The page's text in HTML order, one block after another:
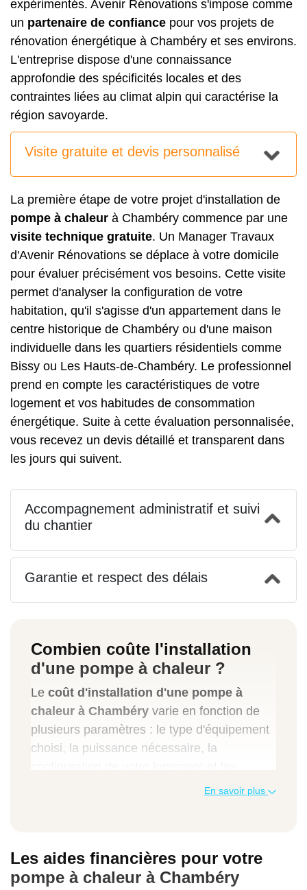
expérimentés. Avenir Rénovations s'impose comme
un partenaire de confiance pour vos projets de
rénovation énergétique à Chambéry et ses environs.
L'entreprise dispose d'une connaissance
approfondie des spécificités locales et des
contraintes liées au climat alpin qui caractérise la
région savoyarde.
Visite gratuite et devis personnalisé
La première étape de votre projet d'installation de
pompe à chaleur à Chambéry commence par une
visite technique gratuite. Un Manager Travaux
d'Avenir Rénovations se déplace à votre domicile
pour évaluer précisément vos besoins. Cette visite
permet d'analyser la configuration de votre
habitation, qu'il s'agisse d'un appartement dans le
centre historique de Chambéry ou d'une maison
individuelle dans les quartiers résidentiels comme
Bissy ou Les Hauts-de-Chambéry. Le professionnel
prend en compte les caractéristiques de votre
logement et vos habitudes de consommation
énergétique. Suite à cette évaluation personnalisée,
vous recevez un devis détaillé et transparent dans
les jours qui suivent.
Accompagnement administratif et suivi
du chantier
Garantie et respect des délais
Combien coûte l'installation
d'une pompe à chaleur ?
Le coût d'installation d'une pompe à
chaleur à Chambéry varie en fonction de
plusieurs paramètres : le type d'équipement
choisi, la puissance nécessaire, la
travaux annexes éventuellement requis. Le
PAC air-air
En savoir plus
Les aides financières pour votre
pompe à chaleur à Chambéry